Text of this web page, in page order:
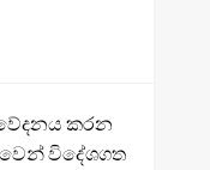
කරන
විදේශගත